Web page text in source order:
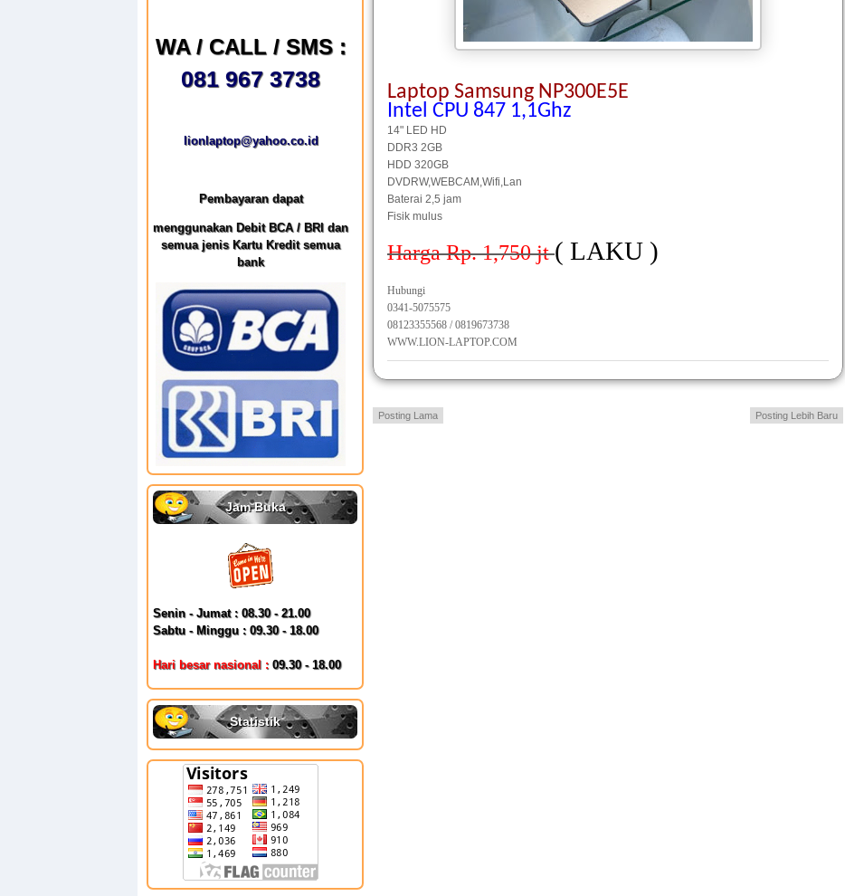
WA / CALL / SMS :
081 967 3738
lionlaptop@yahoo.co.id
Pembayaran dapat
menggunakan Debit BCA / BRI dan
semua jenis Kartu Kredit semua
bank
Jam Buka
Senin - Jumat : 08.30 - 21.00
Sabtu - Minggu : 09.30 - 18.00
Hari besar nasional : 09.30 - 18.00
Statistik
Laptop Samsung NP300E5E
Intel CPU 847 1,1Ghz
14" LED HD
DDR3 2GB
HDD 320GB
DVDRW,WEBCAM,Wifi,Lan
Baterai 2,5 jam
Fisik mulus
Harga Rp. 1,750jt ( LAKU )
Hubungi
0341-5075575
08123355568 / 0819673738
WWW.LION-LAPTOP.COM
Posting Lebih Baru
Posting Lama